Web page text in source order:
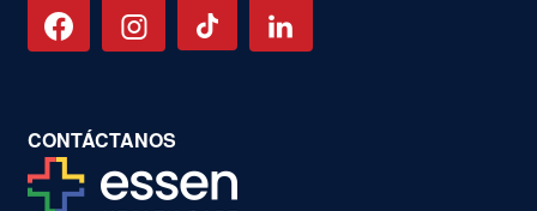
CONTÁCTANOS